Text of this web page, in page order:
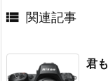
 関連記事
君